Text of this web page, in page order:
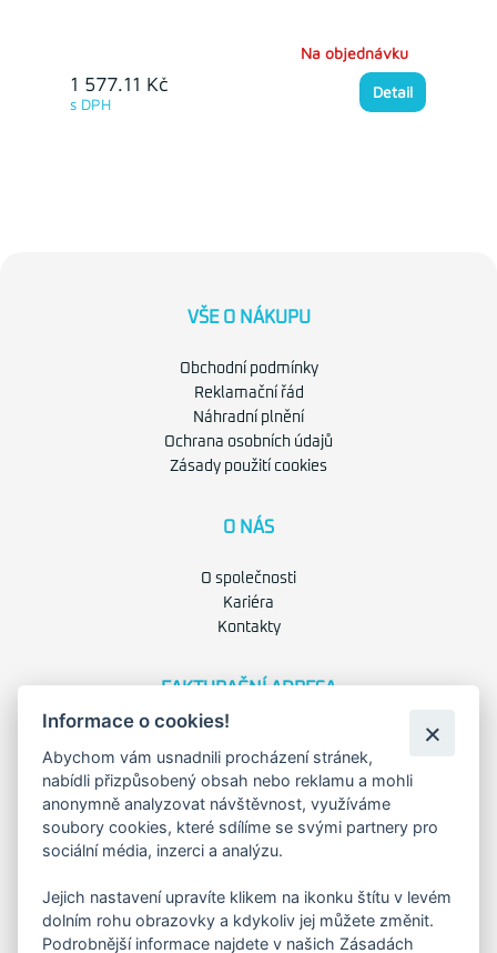
1 577.11 Kč
s DPH
Na objednávku
Detail
VŠE O NÁKUPU
Obchodní podmínky
Reklamační řád
Náhradní plnění
Ochrana osobních údajů
Zásady použití cookies
O NÁS
O společnosti
Kariéra
Kontakty
FAKTURAČNÍ ADRESA
Praha 4 - Nusle, 140 00
IČO: 28404009
DIČ: CZ28404009
KORESP. ADRESA A SKLAD
Lutopecny 159 (areál bývalého ZD)
Informace o cookies!
Abychom vám usnadnili procházení stránek,
nabídli přizpůsobený obsah nebo reklamu a mohli
anonymně analyzovat návštěvnost, využíváme
soubory cookies, které sdílíme se svými partnery pro
sociální média, inzerci a analýzu.
Jejich nastavení upravíte klikem na ikonku štítu v levém
dolním rohu obrazovky a kdykoliv jej můžete změnit.
Podrobnější informace najdete v našich Zásadách